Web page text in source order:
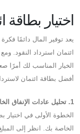
اختيار بطاقة
يعد توفير المال دائمًا
ائتمان استرداد النقود.
الخيار المناسب لك أمرًا
أفضل بطاقة ائتمان
1. تحليل عادات الإنفاق الخاصة بك
الخطوة الأولى في اختيار
الخاصة بك. انظر إلى